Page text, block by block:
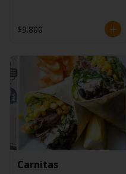
$9.800
Carnitas